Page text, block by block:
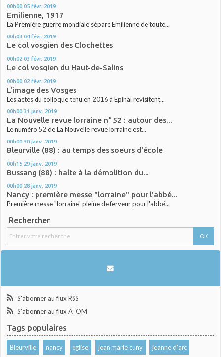
00h00 05 févr. 2019
Emilienne, 1917
La Première guerre mondiale sépare Emilienne de toute...
00h03 04 févr. 2019
Le col vosgien des Clochettes
00h02 03 févr. 2019
Le col vosgien du Haut-de-Salins
00h00 02 févr. 2019
L'image des Vosges
Les actes du colloque tenu en 2016 à Epinal revisitent...
00h00 31 janv. 2019
La Nouvelle revue lorraine n° 52 : autour des...
Le numéro 52 de La Nouvelle revue lorraine est...
00h00 30 janv. 2019
Bleurville (88) : au temps des soeurs d'école
00h15 29 janv. 2019
Bussang (88) : halte à la démolition du...
00h00 28 janv. 2019
Nancy : première messe "lorraine" pour l'abbé...
Première messe "lorraine" pleine de ferveur pour l'abbé...
Rechercher
S'abonner au flux RSS
S'abonner au flux ATOM
Tags populaires
Bleurville nancy église jean marie cuny jeanne d'arc